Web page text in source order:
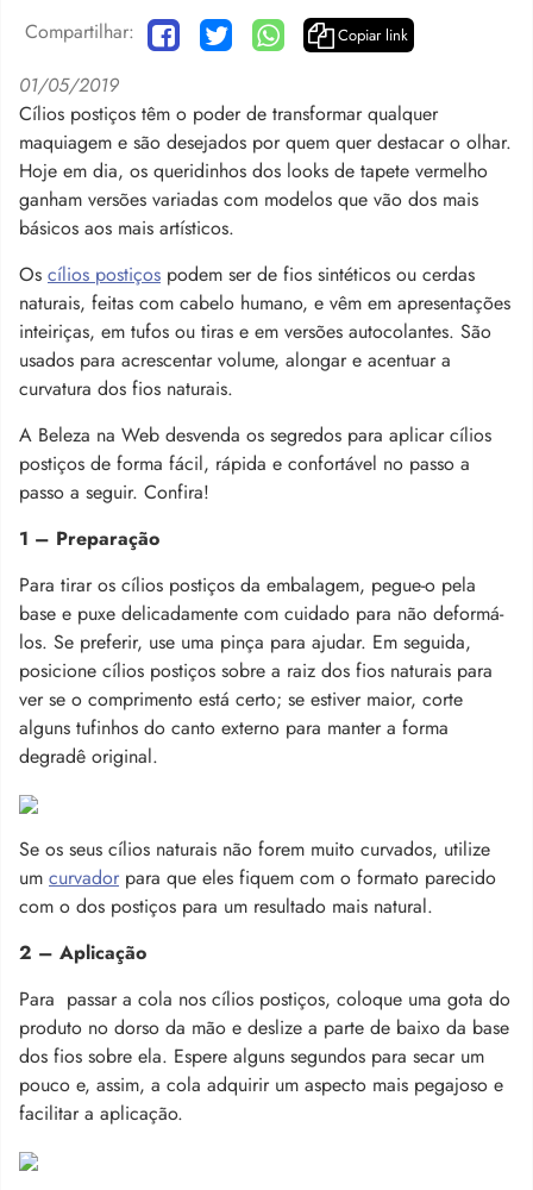
Compartilhar: Copiar link
01/05/2019
Cílios postiços têm o poder de transformar qualquer
maquiagem e são desejados por quem quer destacar o olhar.
Hoje em dia, os queridinhos dos looks de tapete vermelho
ganham versões variadas com modelos que vão dos mais
básicos aos mais artísticos.
Os cílios postiços podem ser de fios sintéticos ou cerdas
naturais, feitas com cabelo humano, e vêm em apresentações
inteiriças, em tufos ou tiras e em versões autocolantes. São
usados para acrescentar volume, alongar e acentuar a
curvatura dos fios naturais.
A Beleza na Web desvenda os segredos para aplicar cílios
postiços de forma fácil, rápida e confortável no passo a
passo a seguir. Confira!
1 – Preparação
Para tirar os cílios postiços da embalagem, pegue-o pela
base e puxe delicadamente com cuidado para não deformá-
los. Se preferir, use uma pinça para ajudar. Em seguida,
posicione cílios postiços sobre a raiz dos fios naturais para
ver se o comprimento está certo; se estiver maior, corte
alguns tufinhos do canto externo para manter a forma
degradê original.
Se os seus cílios naturais não forem muito curvados, utilize
um curvador para que eles fiquem com o formato parecido
com o dos postiços para um resultado mais natural.
2 – Aplicação
Para passar a cola nos cílios postiços, coloque uma gota do
produto no dorso da mão e deslize a parte de baixo da base
dos fios sobre ela. Espere alguns segundos para secar um
pouco e, assim, a cola adquirir um aspecto mais pegajoso e
facilitar a aplicação.